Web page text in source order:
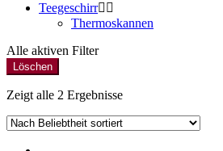
Teegeschirr 
Thermoskannen
Alle aktiven Filter
Löschen
Zeigt alle 2 Ergebnisse